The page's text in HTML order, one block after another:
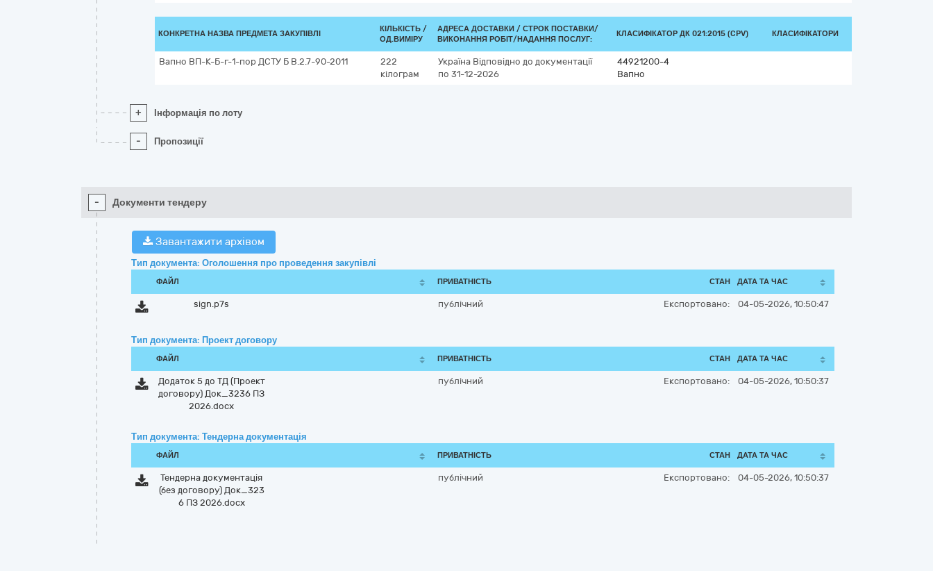
КОНКРЕТНА НАЗВА ПРЕДМЕТА ЗАКУПІВЛІ
КІЛЬКІСТЬ /
ОД.ВИМІРУ
АДРЕСА ДОСТАВКИ / СТРОК ПОСТАВКИ/
ВИКОНАННЯ РОБІТ/НАДАННЯ ПОСЛУГ:
КЛАСИФІКАТОР ДК 021:2015 (CPV) КЛАСИФІКАТОРИ
Вапно ВП-К-Б-г-1-пор ДСТУ Б В.2.7-90-2011
222
кілограм
Україна Відповідно до документації
по 31-12-2026
44921200-4
Вапно
+ Інформація по лоту
- Пропозиції
- Документи тендеру
Завантажити архівом
Тип документа: Оголошення про проведення закупівлі
ФАЙЛ ПРИВАТНІСТЬ СТАН ДАТА ТА ЧАС
sign.p7s публічний Експортовано: 04-05-2026, 10:50:47
Тип документа: Проект договору
ФАЙЛ ПРИВАТНІСТЬ СТАН ДАТА ТА ЧАС
Додаток 5 до ТД (Проект
договору) Док_3236 ПЗ
2026.docx
публічний Експортовано: 04-05-2026, 10:50:37
Тип документа: Тендерна документація
ФАЙЛ ПРИВАТНІСТЬ СТАН ДАТА ТА ЧАС
Тендерна документація
(без договору) Док_323
6 ПЗ 2026.docx
публічний Експортовано: 04-05-2026, 10:50:37